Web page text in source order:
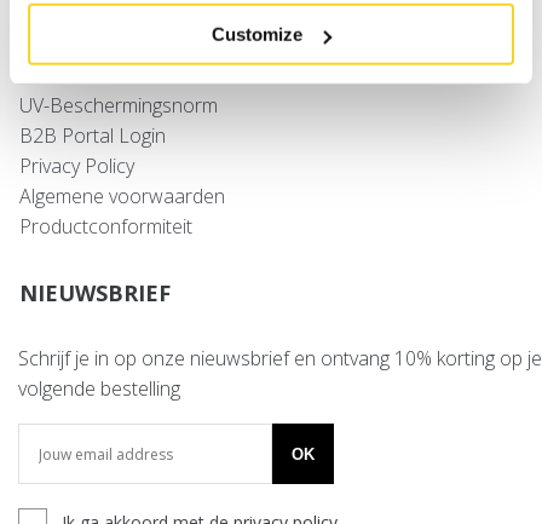
Customize
Retourneren
UV-Beschermingsnorm
B2B Portal Login
Privacy Policy
Algemene voorwaarden
Productconformiteit
NIEUWSBRIEF
Schrijf je in op onze nieuwsbrief en ontvang 10% korting op je
volgende bestelling
OK